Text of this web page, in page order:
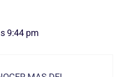
9:44 pm